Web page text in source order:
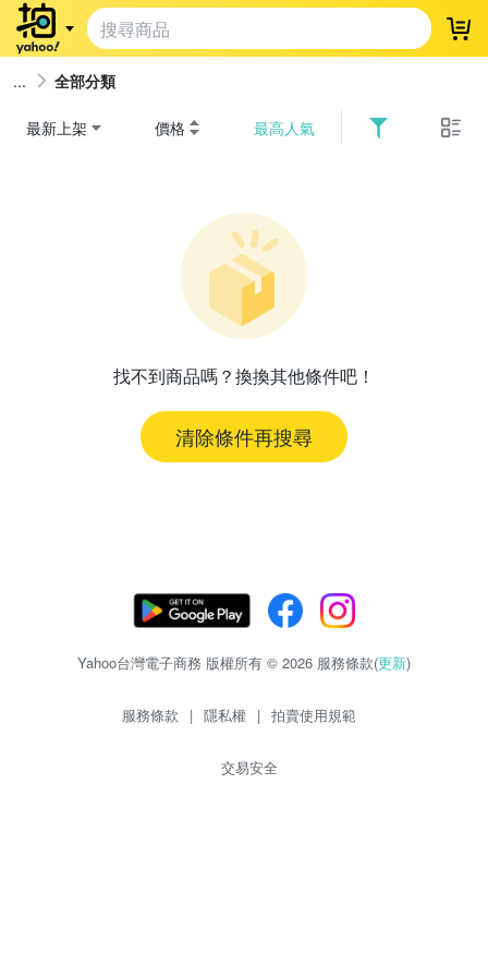
登
全部分類
最新上架 價格 最高人氣
找不到商品嗎？換換其他條件吧！
清除條件再搜尋
Yahoo台灣電子商務 版權所有 © 2026 服務條款(更新)
服務條款 | 隱私權 | 拍賣使用規範
交易安全